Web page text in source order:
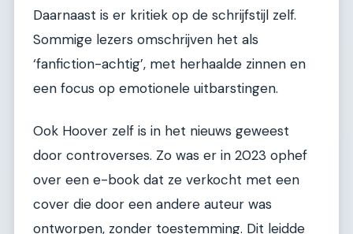
Daarnaast is er kritiek op de schrijfstijl zelf.
Sommige lezers omschrijven het als
‘fanfiction-achtig’, met herhaalde zinnen en
een focus op emotionele uitbarstingen.
Ook Hoover zelf is in het nieuws geweest
door controverses. Zo was er in 2023 ophef
over een e-book dat ze verkocht met een
cover die door een andere auteur was
ontworpen, zonder toestemming. Dit leidde